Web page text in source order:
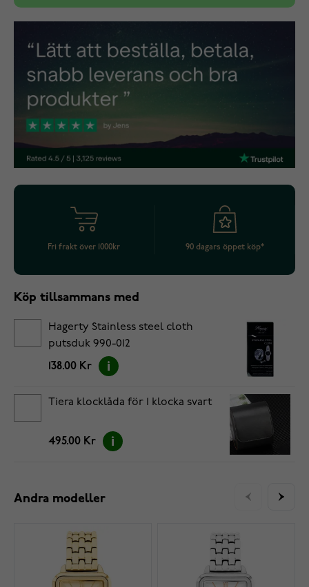
Fri frakt över 1000kr 90 dagars öppet köp*
Köp tillsammans med
Hagerty Stainless steel cloth
putsduk 990-012
138.00 Kr
Tiera klocklåda för 1 klocka svart
495.00 Kr
Andra modeller